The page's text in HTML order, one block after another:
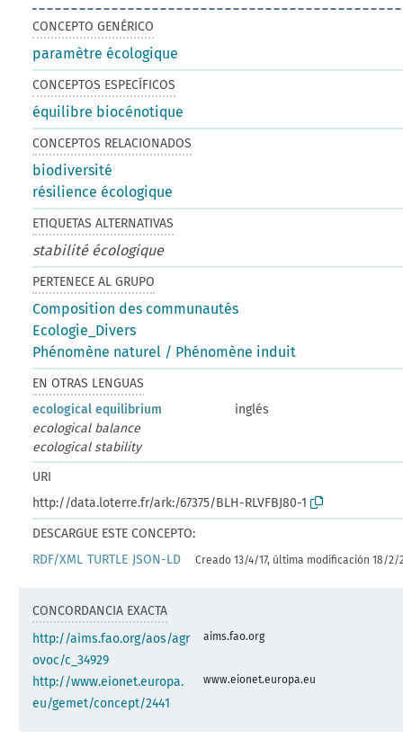
CONCEPTO GENÉRICO
paramètre écologique
CONCEPTOS ESPECÍFICOS
équilibre biocénotique
CONCEPTOS RELACIONADOS
biodiversité
résilience écologique
ETIQUETAS ALTERNATIVAS
stabilité écologique
PERTENECE AL GRUPO
Composition des communautés
Ecologie_Divers
Phénomène naturel / Phénomène induit
EN OTRAS LENGUAS
ecological equilibrium
inglés
ecological balance
ecological stability
URI
http://data.loterre.fr/ark:/67375/BLH-RLVFBJ80-1
DESCARGUE ESTE CONCEPTO:
RDF/XML TURTLE JSON-LD Creado 13/4/17, última modificación 18/2/
CONCORDANCIA EXACTA
http://aims.fao.org/aos/agr
ovoc/c_34929
aims.fao.org
http://www.eionet.europa.
eu/gemet/concept/2441
www.eionet.europa.eu